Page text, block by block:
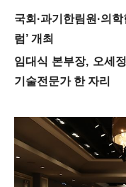
국회 ·과기한림원 ·의학
럼 ’ 개최
임대식 본부장, 오세
기술전문가 한 자리